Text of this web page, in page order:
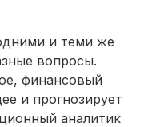
и теми же
вопросы.
финансовый
и прогнозирует
аналитик